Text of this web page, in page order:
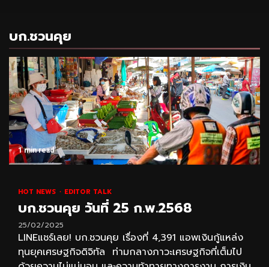
บก.ชวนคุย
1 min read
HOT NEWS EDITOR TALK
บก.ชวนคุย วันที่ 25 ก.พ.2568
25/02/2025
LINEแชร์เลย! บก.ชวนคุย เรื่องที่ 4,391 แอพเงินกู้แหล่ง
ทุนยุคเศรษฐกิจดิจิทัล ท่ามกลางภาวะเศรษฐกิจที่เต็มไป